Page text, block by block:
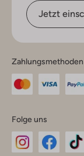
Jetzt
Zahlungsmethoden
Folge uns